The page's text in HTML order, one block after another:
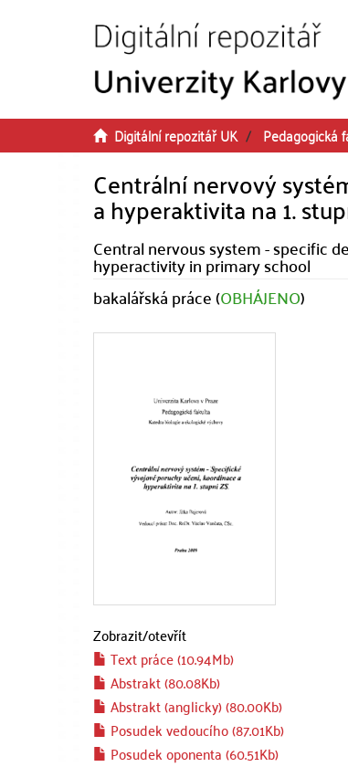
Digitální repozitář UK Pedagogická
Centrální nervový
a hyperaktivita na 1.
Central nervous system - specific
hyperactivity in primary school
bakalářská práce (OBHÁJENO)
Zobrazit/otevřít
Text práce (10.94Mb)
Abstrakt (80.08Kb)
Abstrakt (anglicky) (80.00Kb)
Posudek vedoucího (87.01Kb)
Posudek oponenta (60.51Kb)